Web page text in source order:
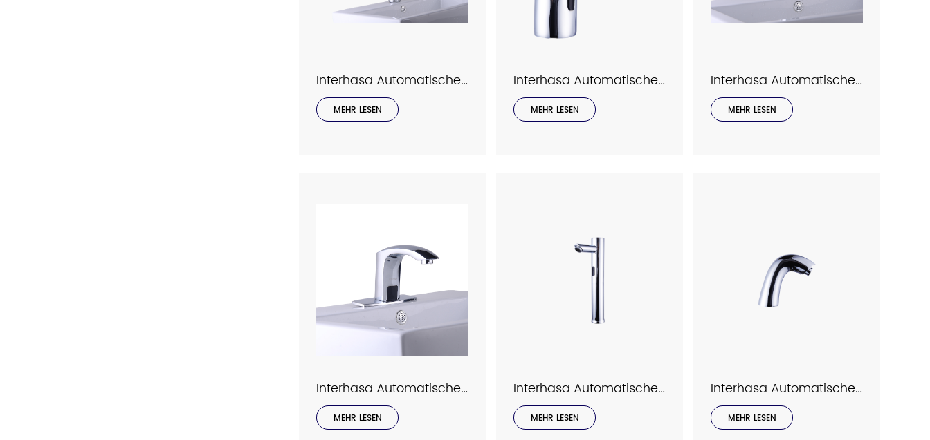
Interhasa Automatischer Sensorhahn Modell C2033
MEHR LESEN
Interhasa Automatischer Sensorhahn Modell C2023
MEHR LESEN
Interhasa Automatischer Sensorhahn Modell C2019
MEHR LESEN
Interhasa Automatischer Sensorhahn Modell C2017
MEHR LESEN
Interhasa Automatischer Sensorhahn Modell C2016
MEHR LESEN
Interhasa Automatischer Sensorhahn Modell C2012
MEHR LESEN